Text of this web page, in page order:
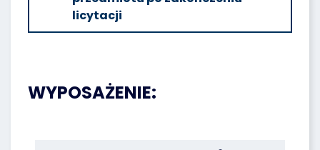
licytacji
WYPOSAŻENIE: